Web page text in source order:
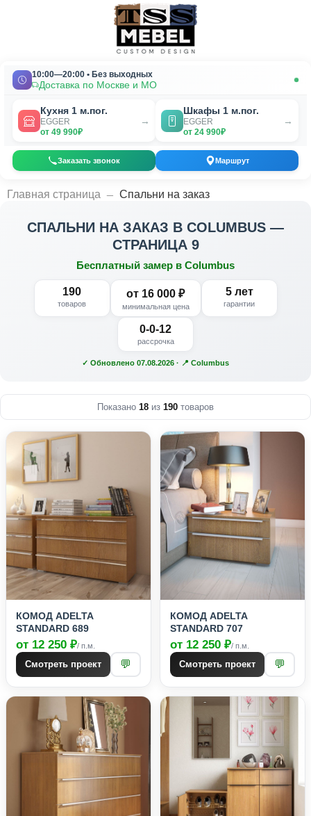
10:00—20:00 • Без выходных
Доставка по Москве и МО
Кухня 1 м.пог.
EGGER
от 49 990₽
→
Шкафы 1 м.пог.
EGGER
от 24 990₽
→
Заказать звонок Маршрут
Главная страница Спальни на заказ
СПАЛЬНИ НА ЗАКАЗ В COLUMBUS —
СТРАНИЦА 9
Бесплатный замер в Columbus
190
товаров
от 16 000 ₽
минимальная цена
5 лет
гарантии
0-0-12
рассрочка
✓ Обновлено 07.08.2026 · 📍 Columbus
Показано 18 из 190 товаров
КОМОД ADELTA
STANDARD 689
от 12 250 ₽/ п.м.
Смотреть проект 💬
КОМОД ADELTA
STANDARD 707
от 12 250 ₽/ п.м.
Смотреть проект 💬